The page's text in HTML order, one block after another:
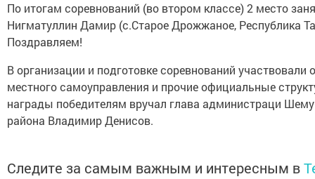
По итогам соревнований (во втором классе) 2 место
Нигматуллин Дамир (с.Старое Дрожжаное, Республика
Поздравляем!
В организации и подготовке соревнований участвовали
местного самоуправления и прочие официальные
награды победителям вручал глава администраци
района Владимир Денисов.
Следите за самым важным и интересным в